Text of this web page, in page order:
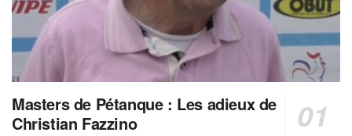
Masters de Pétanque : Les adieux de
Christian Fazzino